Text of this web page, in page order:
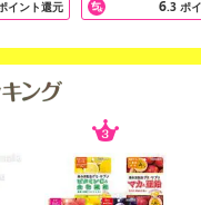
としたものではありま
開発された食品ではあ
品を服用している場合
を中止し、医師に相談
イント還元 6.3 ポ